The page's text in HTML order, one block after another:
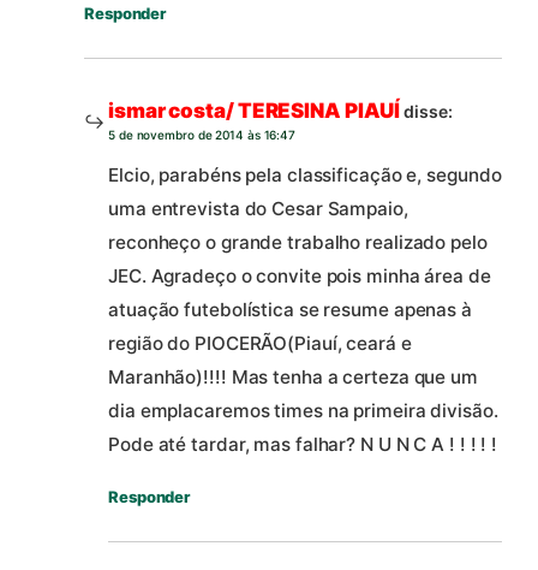
Responder
ismar costa/ TERESINA PIAUÍdisse:
5 de novembro de 2014 às 16:47
Elcio, parabéns pela classificação e, segundo
uma entrevista do Cesar Sampaio,
reconheço o grande trabalho realizado pelo
JEC. Agradeço o convite pois minha área de
atuação futebolística se resume apenas à
região do PIOCERÃO(Piauí, ceará e
Maranhão)!!!! Mas tenha a certeza que um
dia emplacaremos times na primeira divisão.
Pode até tardar, mas falhar? N U N C A ! ! ! ! !
Responder